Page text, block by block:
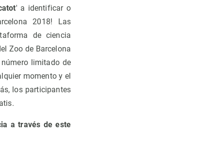
' a identificar o
2018! Las
de ciencia
Zoo de Barcelona
limitado de
momento y el
los participantes
a través de este